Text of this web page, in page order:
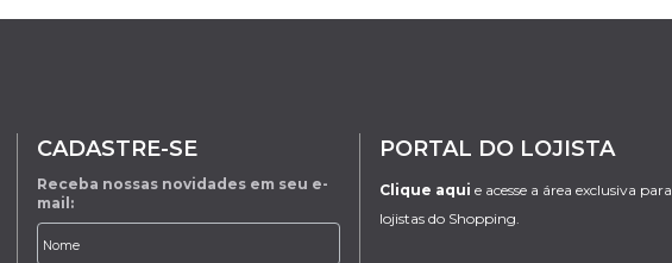
CADASTRE-SE
Receba nossas novidades em seu e-
mail:
PORTAL DO LOJISTA
Clique aqui e acesse a área exclusiva para
lojistas do Shopping.